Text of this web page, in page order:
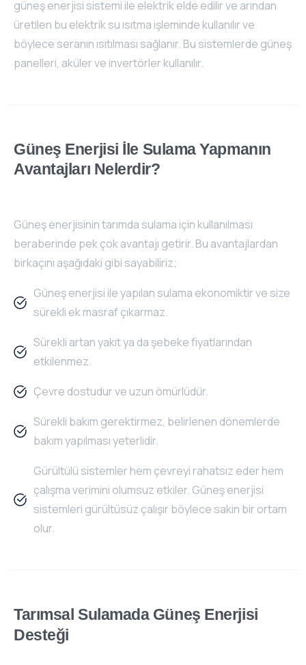
güneş enerjisi sistemi ile elektrik elde edilir ve arından
üretilen bu elektrik su ısıtma işleminde kullanılır ve
böylece seranın ısıtılması sağlanır. Bu sistemlerde güneş
panelleri, aküler ve invertörler kullanılır.
Güneş Enerjisi İle Sulama Yapmanın
Avantajları Nelerdir?
Güneş enerjisinin tarımda sulama için kullanılması
beraberinde pek çok avantajı getirir. Bu avantajlardan
birkaçını aşağıdaki gibi sayabiliriz;
Güneş enerjisi ile yapılan sulama ekonomiktir ve size
sürekli ek masraf çıkarmaz.
Sürekli artan yakıt ya da şebeke fiyatlarından
etkilenmez.
Çevre dostudur ve uzun ömürlüdür.
Sürekli bakım gerektirmez, belirlenen dönemlerde
bakım yapılması yeterlidir.
Gürültülü sistemler hem çevreyi rahatsız eder hem
çalışma verimini olumsuz etkiler. Güneş enerjisi
sistemleri gürültüsüz çalışır böylece sakin bir ortam
olur.
Tarımsal Sulamada Güneş Enerjisi
Desteği